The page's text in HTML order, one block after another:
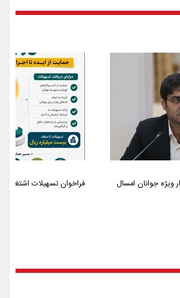
ویژه جوانان امسال فراخوان تسهیلات اشتغالزایی